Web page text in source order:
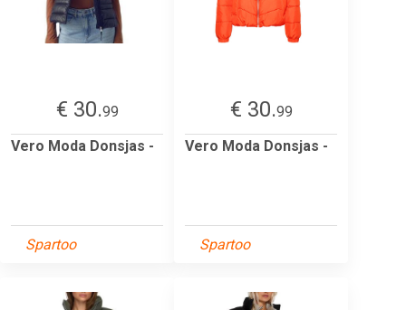
€ 30.99
Vero Moda Donsjas -
Spartoo
€ 30.99
Vero Moda Donsjas -
Spartoo